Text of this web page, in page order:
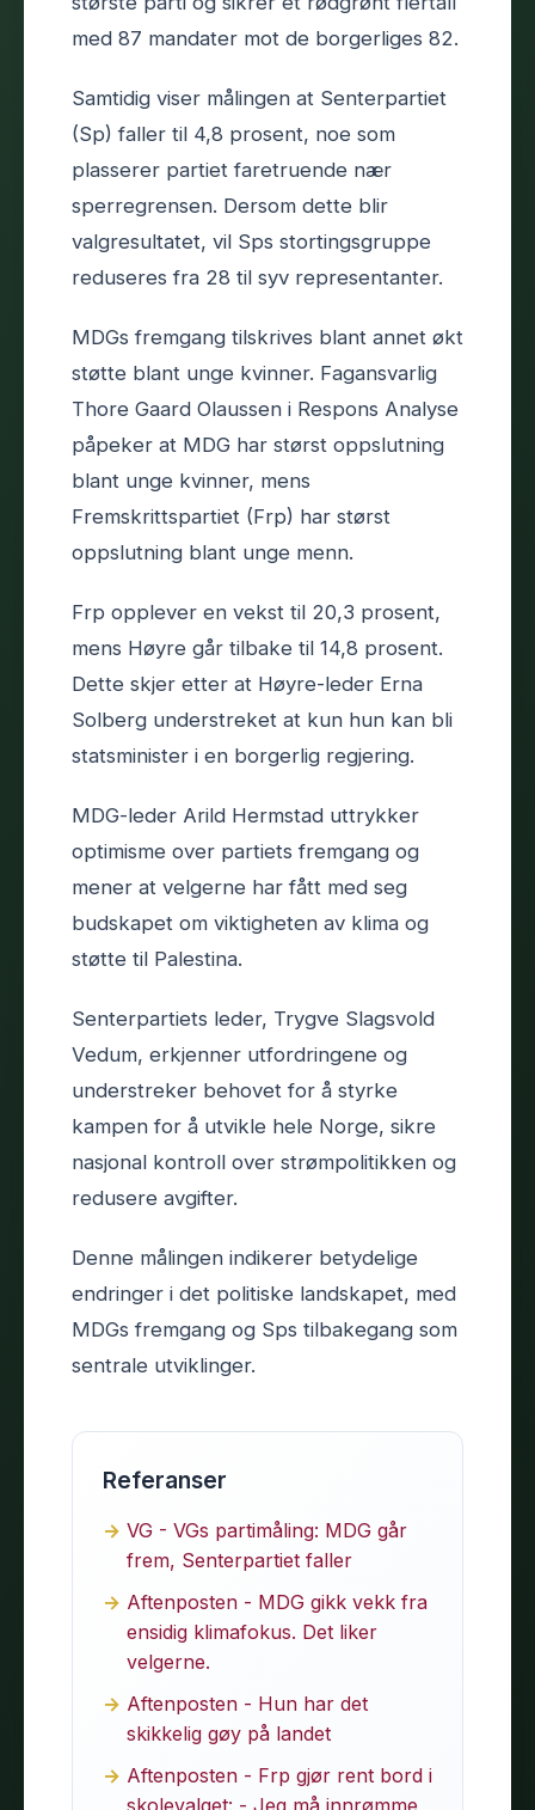
med 87 mandater mot de borgerliges 82.
Samtidig viser målingen at Senterpartiet
(Sp) faller til 4,8 prosent, noe som
plasserer partiet faretruende nær
sperregrensen. Dersom dette blir
valgresultatet, vil Sps stortingsgruppe
reduseres fra 28 til syv representanter.
MDGs fremgang tilskrives blant annet økt
støtte blant unge kvinner. Fagansvarlig
Thore Gaard Olaussen i Respons Analyse
påpeker at MDG har størst oppslutning
blant unge kvinner, mens
Fremskrittspartiet (Frp) har størst
oppslutning blant unge menn.
Frp opplever en vekst til 20,3 prosent,
mens Høyre går tilbake til 14,8 prosent.
Dette skjer etter at Høyre-leder Erna
Solberg understreket at kun hun kan bli
statsminister i en borgerlig regjering.
MDG-leder Arild Hermstad uttrykker
optimisme over partiets fremgang og
mener at velgerne har fått med seg
budskapet om viktigheten av klima og
støtte til Palestina.
Senterpartiets leder, Trygve Slagsvold
Vedum, erkjenner utfordringene og
understreker behovet for å styrke
kampen for å utvikle hele Norge, sikre
nasjonal kontroll over strømpolitikken og
redusere avgifter.
Denne målingen indikerer betydelige
endringer i det politiske landskapet, med
MDGs fremgang og Sps tilbakegang som
sentrale utviklinger.
Referanser
VG - VGs partimåling: MDG går
frem, Senterpartiet faller
Aftenposten - MDG gikk vekk fra
ensidig klimafokus. Det liker
velgerne.
Aftenposten - Hun har det
skikkelig gøy på landet
Aftenposten - Frp gjør rent bord i
skolevalget: - Jeg må innrømme